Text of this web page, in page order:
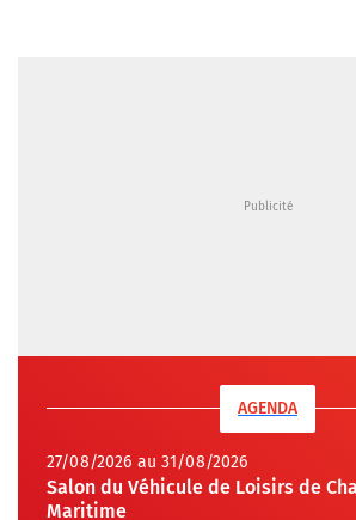
AGENDA
27/08/2026 au 31/08/2026
Salon du Véhicule de Loisirs de
Maritime